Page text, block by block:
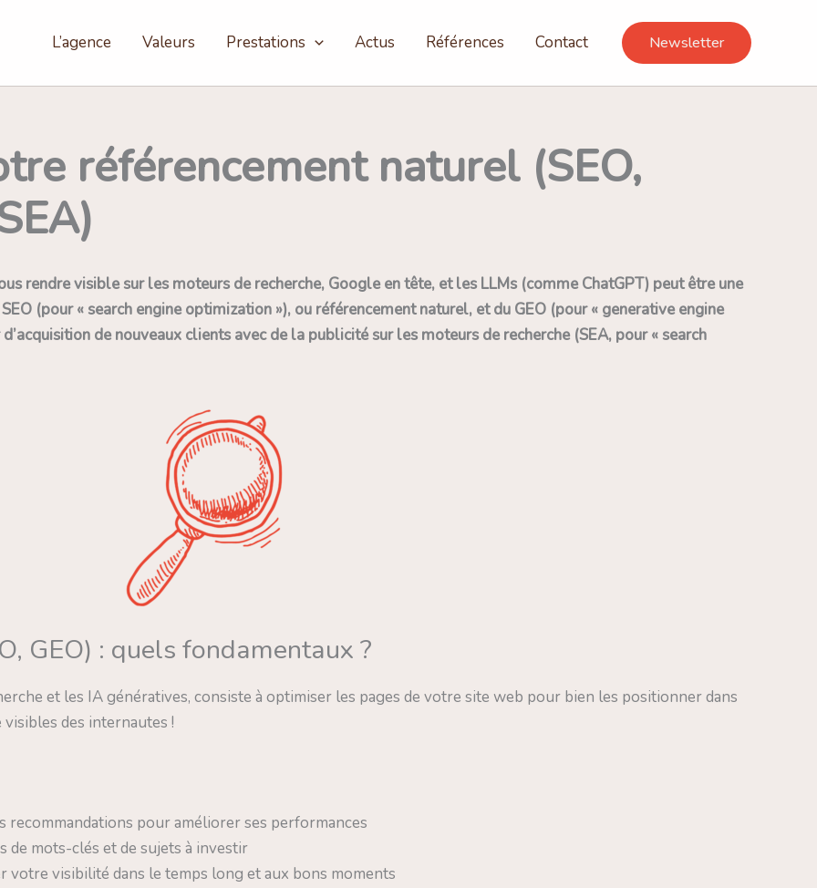
L’agence Valeurs Prestations Actus Références Contact Newsletter
référencement naturel (SEO,
rendre visible sur les moteurs de recherche, Google en tête, et les LLMs (comme ChatGPT) peut être une
(pour « search engine optimization »), ou référencement naturel, et du GEO (pour « generative engine
de nouveaux clients avec de la publicité sur les moteurs de recherche (SEA, pour « search
GEO) : quels fondamentaux ?
et les IA génératives, consiste à optimiser les pages de votre site web pour bien les positionner dans
des internautes !
recommandations pour améliorer ses performances
de mots-clés et de sujets à investir
votre visibilité dans le temps long et aux bons moments